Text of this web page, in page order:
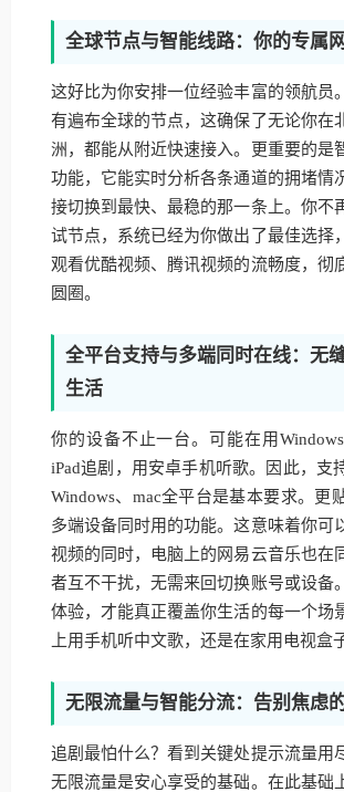
全球节点与智能线路：你的专属
这好比为你安排一位经验丰富的领航员
有遍布全球的节点，这确保了无论你在
洲，都能从附近快速接入。更重要的是
功能，它能实时分析各条通道的拥堵情
接切换到最快、最稳的那一条上。你不
试节点，系统已经为你做出了最佳选择
观看优酷视频、腾讯视频的流畅度，彻
圆圈。
全平台支持与多端同时在线：无
生活
你的设备不止一台。可能在用
iPad追剧，用安卓手机听歌。因此，支
Windows、mac全平台是基本要求。更
多端设备同时用的功能。这意味着你可
视频的同时，电脑上的网易云音乐也在
者互不干扰，无需来回切换账号或设备
体验，才能真正覆盖你生活的每一个场
上用手机听中文歌，还是在家用电视盒
无限流量与智能分流：告别焦虑
追剧最怕什么？看到关键处提示流量用
无限流量是安心享受的基础。在此基础